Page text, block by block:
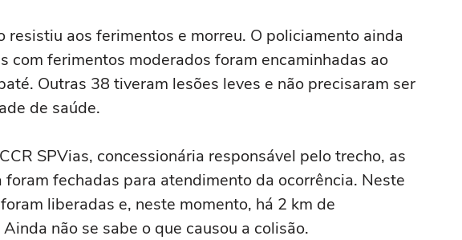
resistiu aos ferimentos e morreu. O policiamento ainda
com ferimentos moderados foram encaminhadas ao
Outras 38 tiveram lesões leves e não precisaram ser
de saúde.
SPVias, concessionária responsável pelo trecho, as
fechadas para atendimento da ocorrência. Neste
liberadas e, neste momento, há 2 km de
não se sabe o que causou a colisão.